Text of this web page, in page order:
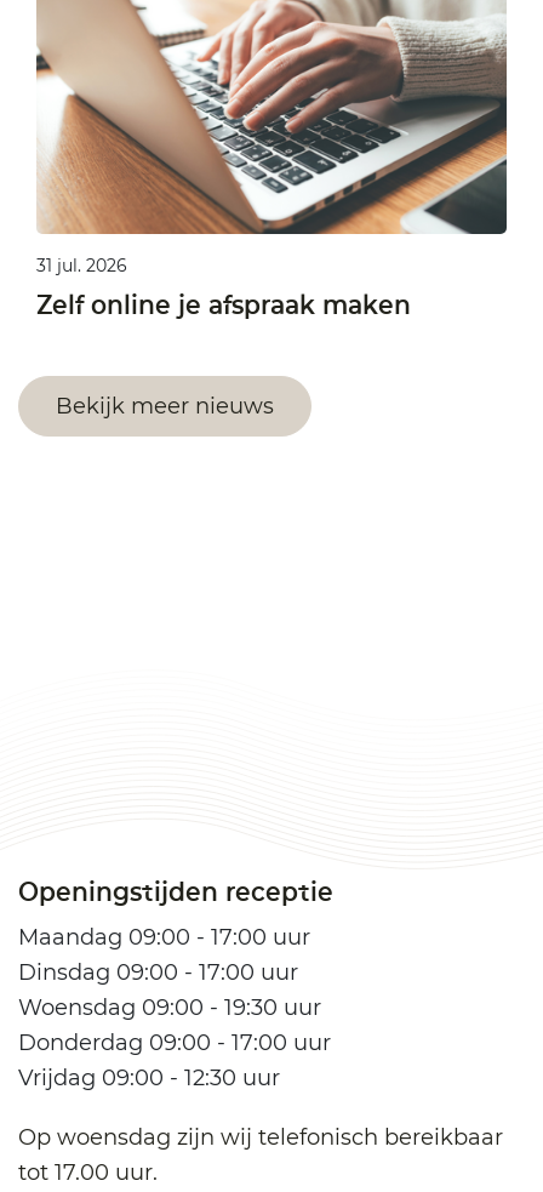
31 jul. 2026
Zelf online je afspraak maken
Bekijk meer nieuws
Openingstijden receptie
Maandag 09:00 - 17:00 uur
Dinsdag 09:00 - 17:00 uur
Woensdag 09:00 - 19:30 uur
Donderdag 09:00 - 17:00 uur
Vrijdag 09:00 - 12:30 uur
Op woensdag zijn wij telefonisch bereikbaar
tot 17.00 uur.